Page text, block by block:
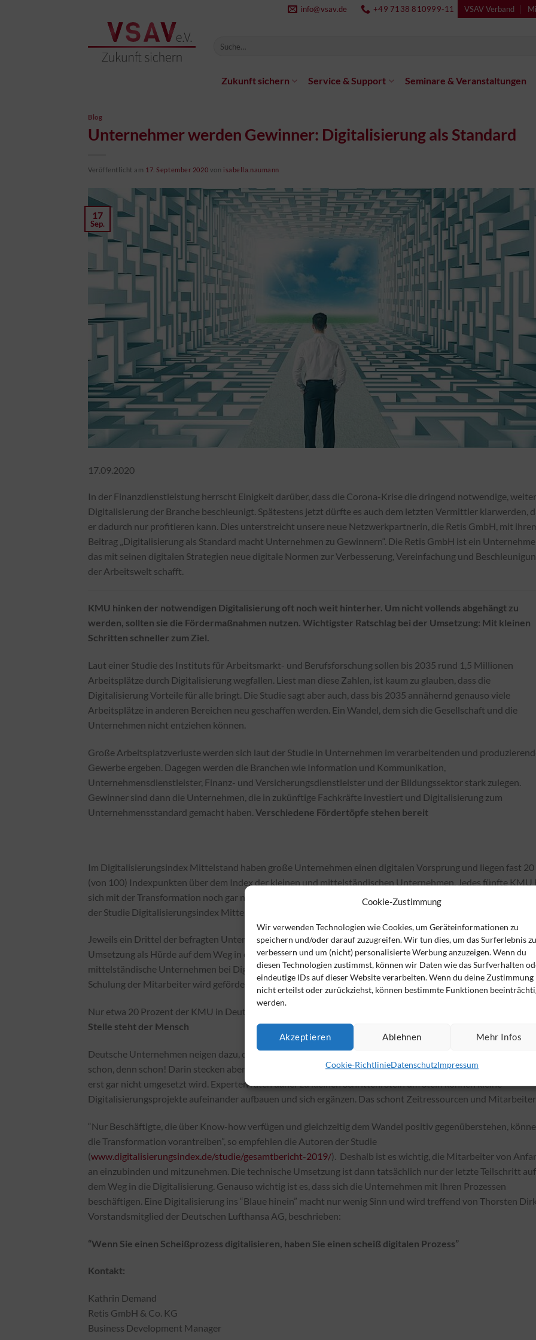
Cookie-Zustimmung
Wir verwenden Technologien wie Cookies, um Geräteinformationen zu
speichern und/oder darauf zuzugreifen. Wir tun dies, um das Surferlebnis zu
verbessern und um (nicht) personalisierte Werbung anzuzeigen. Wenn du
diesen Technologien zustimmst, können wir Daten wie das Surfverhalten
eindeutige IDs auf dieser Website verarbeiten. Wenn du deine Zustimmung
nicht erteilst oder zurückziehst, können bestimmte Funktionen
werden.
Akzeptieren Ablehnen Mehr Infos
Cookie-RichtlinieDatenschutzImpressum
info@vsav.de +49 7138 810999-11 VSAV Verband
Zukunft sichern Service & Support Seminare & Veranstaltungen
Blog
Unternehmer werden Gewinner: Digitalisierung als Standard
Veröffentlicht am 17. September 2020 von isabella.naumann
17
Sep.
17.09.2020
In der Finanzdienstleistung herrscht Einigkeit darüber, dass die Corona-Krise die dringend notwendige,
Digitalisierung der Branche beschleunigt. Spätestens jetzt dürfte es auch dem letzten Vermittler klarwerden,
er dadurch nur profitieren kann. Dies unterstreicht unsere neue Netzwerkpartnerin, die Retis GmbH, mit
Beitrag „Digitalisierung als Standard macht Unternehmen zu Gewinnern“. Die Retis GmbH ist ein
das mit seinen digitalen Strategien neue digitale Normen zur Verbesserung, Vereinfachung und
der Arbeitswelt schafft.
KMU hinken der notwendigen Digitalisierung oft noch weit hinterher. Um nicht vollends abgehängt zu
werden, sollten sie die Fördermaßnahmen nutzen. Wichtigster Ratschlag bei der Umsetzung: Mit kleinen
Schritten schneller zum Ziel.
Laut einer Studie des ​Instituts für Arbeitsmarkt- und Berufsforschung sollen bis 2035 rund 1,5 Millionen
Arbeitsplätze durch Digitalisierung wegfallen. Liest man diese Zahlen, ist kaum zu glauben, dass die
Digitalisierung Vorteile für alle bringt. Die Studie sagt aber auch, dass bis 2035 annähernd genauso viele
Arbeitsplätze in anderen Bereichen neu geschaffen werden. Ein Wandel, dem sich die Gesellschaft und die
Unternehmen nicht entziehen können.
Große Arbeitsplatzverluste werden sich laut der Studie in Unternehmen im verarbeitenden und
Gewerbe ergeben. Dagegen werden die Branchen wie Information und Kommunikation,
Unternehmensdienstleister, Finanz- und Versicherungsdienstleister und der Bildungssektor stark zulegen.
Gewinner sind dann die Unternehmen, die in zukünftige Fachkräfte investiert und Digitalisierung zum
Unternehmensstandard gemacht haben. Verschiedene Fördertöpfe stehen bereit
Im Digitalisierungsindex Mittelstand haben große Unternehmen einen digitalen Vorsprung und liegen fast 20
(von 100) Indexpunkten über dem Index der kleinen und mittelständischen Unternehmen. Jedes fünfte KMU
sich mit der Transformation noch gar nicht befasst oder befindet sich erst in der Planungsphase, so eine
der Studie Digitalisierungsindex Mittelstand.
Jeweils ein Drittel der befragten Unternehmen nennen die hohen Investitionskosten und die fehlende Zeit für
Umsetzung als Hürde auf dem Weg in die Digitalisierung. Dabei unterstützt der Staat vor allem kleine und
mittelständische Unternehmen bei Digitalisierungsvorhaben mit verschiedenen Förderprogrammen. Auch die
Schulung der Mitarbeiter wird gefördert.
Nur etwa 20 Prozent der KMU in Deutschland schöpfen die bereitgestellten Fördermittel voll aus.
Stelle steht der Mensch
Deutsche Unternehmen neigen dazu, den perfekten großen Digitalisierungsplan umsetzen zu wollen – Wenn
schon, denn schon! Darin stecken aber einige Stolperfallen, die dazu führen, dass das Vorhaben scheitert oder
erst gar nicht umgesetzt wird. Experten raten daher zu kleinen Schritten. Stein um Stein können kleine
Digitalisierungsprojekte aufeinander aufbauen und sich ergänzen. Das schont Zeitressourcen und Mitarbeiter.
“Nur Beschäftigte, die über Know-how verfügen und gleichzeitig dem Wandel positiv gegenüberstehen,
die Transformation vorantreiben”, so empfehlen die Autoren der Studie
(www.digitalisierungsindex.de/studie/gesamtbericht-2019/). Deshalb ist es wichtig, die Mitarbeiter von
an einzubinden und mitzunehmen. Die technische Umsetzung ist dann tatsächlich nur der letzte Teilschritt auf
dem Weg in die Digitalisierung. Genauso wichtig ist es, dass sich die Unternehmen mit Ihren Prozessen
beschäftigen. Eine Digitalisierung ins “Blaue hinein” macht nur wenig Sinn und wird treffend von Thorsten
Vorstandsmitglied der Deutschen Lufthansa AG, beschrieben:
“Wenn Sie einen Scheißprozess digitalisieren, haben Sie einen scheiß digitalen Prozess”
Kontakt:
Kathrin Demand
Retis GmbH & Co. KG
Business Development Manager